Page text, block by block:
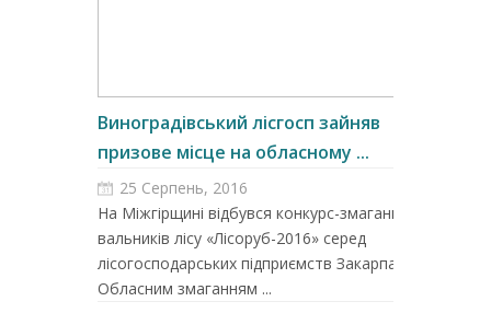
Виноградівський лісгосп зайняв
призове місце на обласному ...
25 Серпень, 2016
На Міжгірщині відбувся конкурс-змагання
вальників лісу «Лісоруб-2016» серед
лісогосподарських підприємств Закарпаття.
Обласним змаганням ...